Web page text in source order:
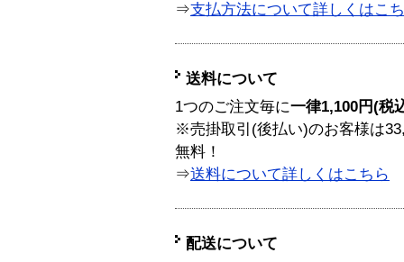
⇒支払方法について詳しくはこ
送料について
1つのご注文毎に一律1,100円(税
※売掛取引(後払い)のお客様は
無料！
⇒送料について詳しくはこちら
配送について